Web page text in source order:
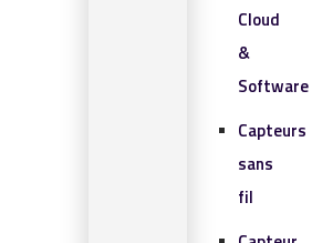
Cloud
&
Software
Capteurs
sans
fil